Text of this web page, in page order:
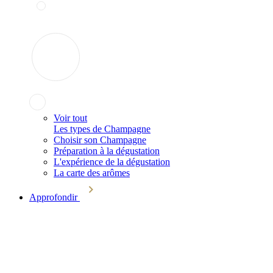
Voir tout
Les types de Champagne
Choisir son Champagne
Préparation à la dégustation
L'expérience de la dégustation
La carte des arômes
Approfondir